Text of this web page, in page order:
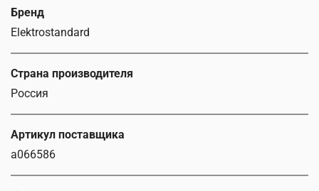
Бренд
Elektrostandard
Страна производителя
Россия
Артикул поставщика
a066586